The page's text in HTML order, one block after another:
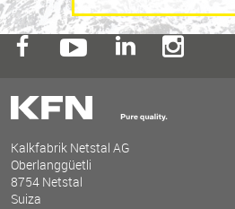
Kalkfabrik Netstal AG
Oberlanggüetli
8754 Netstal
Suiza